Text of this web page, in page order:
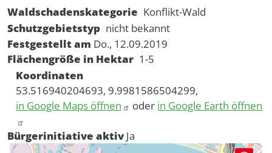
Waldschadenskategorie Konflikt-Wald
Schutzgebietstyp nicht bekannt
Festgestellt am Do., 12.09.2019
Flächengröße in Hektar 1-5
Koordinaten
53.516940204693, 9.9981586504299,
in Google Maps öffnen
oder in Google Earth öffnen
Bürgerinitiative aktiv Ja